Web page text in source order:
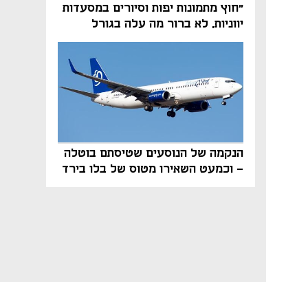
"חוץ מתמונות יפות וסיורים במסעדות
יווניות, לא ברור מה עלה בגורל
פרויקט הנדל"ן"
הנקמה של הנוסעים שטיסתם בוטלה
- וכמעט השאירו מטוס של בלו בירד